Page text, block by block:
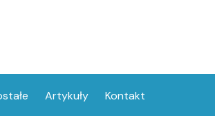
Artykuły Kontakt